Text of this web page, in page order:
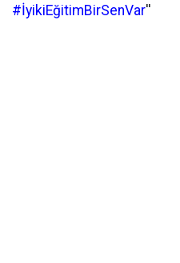
#İyikiEğitimBirSenVar''